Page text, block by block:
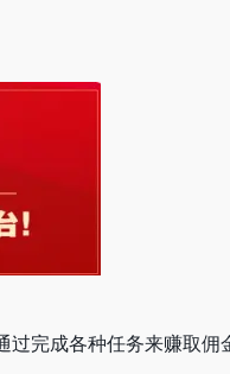
过完成各种任务来赚取佣